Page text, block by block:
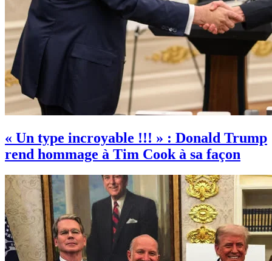
« Un type incroyable !!! » : Donald Trump
rend hommage à Tim Cook à sa façon